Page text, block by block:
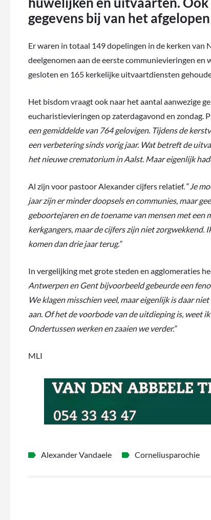
gegevens bij van het
Er waren in totaal 149 dopelingen in de kerken van
deelgenomen aan de eerste communievieringen
gesloten en 165 kerkelijke uitvaartdiensten
Het bisdom vraagt ook naar het aantal aanwezige
eucharistievieringen op zaterdagavond en zondag.
een gemiddelde van 764 gelovigen. Tijdens de
een verbetering sinds vorig jaar. Wat betreft de
het nieuwe crematorium in Aalst. Maar eigenlijk
Al zijn voor pastoor Alexander cijfers relatief. “Je
jaar zijn er minder doopsels en communies, maar
geboortejaren en de toename van mensen met
kerkgangers, maar de cijfers zijn niet zorgwekkend.
komen dan drie jaar terug.”
In vergelijking met grote steden en agglomeraties
Antwerpen en Gent bijvoorbeeld gebeurde een
We klagen misschien veel, maar eigenlijk is daar
aan. Of het de voorbode van de uitdieping is, weet
Ondertussen werken en zaaien we verder.”
MLI
Alexander Vandaele Corneliusparochie